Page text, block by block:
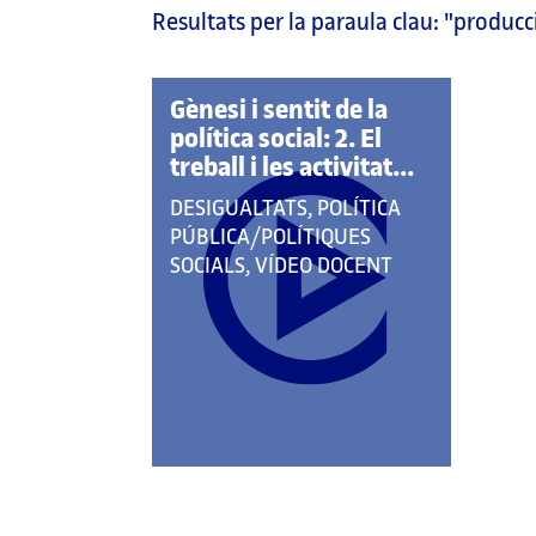
pàgina
Resultats per la paraula clau:
Gènesi i sentit de la
política social: 2. El
treball i les activitat...
QUE
PERTANY
A
CATEGORIES:
DESIGUALTATS, POLÍTICA
PÚBLICA/POLÍTIQUES
SOCIALS, VÍDEO DOCENT